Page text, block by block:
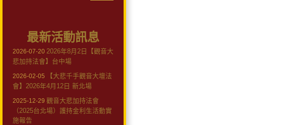
最新活動訊息
2026-07-20 2026年8月2日【觀音大
悲加持法會】台中場
2026-02-05
【大悲千手觀音大壇法
會】2026年4月12日 新北場
2025-12-29 觀音大悲加持法會
（2025台北場）護持金利生活動實
施報告